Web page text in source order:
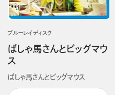
ブルーレイディスク
ばしゃ馬さんとビッグマウ
ス
ばしゃ馬さんとビッグマウス